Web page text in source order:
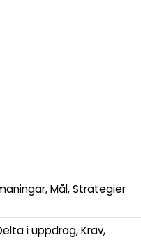
Mål, Strategier
i uppdrag, Krav,